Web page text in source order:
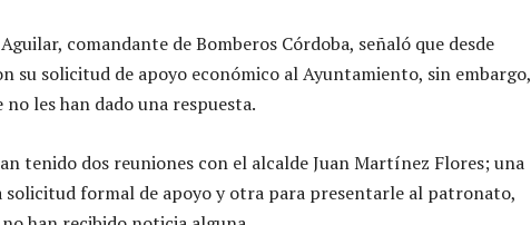
comandante de Bomberos Córdoba, señaló que desde
su solicitud de apoyo económico al Ayuntamiento, sin embargo,
no les han dado una respuesta.
tenido dos reuniones con el alcalde Juan Martínez Flores; una
solicitud formal de apoyo y otra para presentarle al patronato,